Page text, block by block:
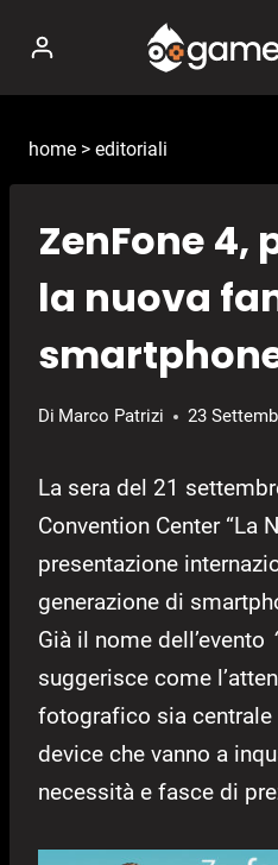
contenuto
home > editoriali
ZenFone 4,
la nuova
smartphone
Di Marco Patrizi 23
La sera del 21
Convention Center “La
presentazione
generazione di
Già il nome dell’evento
suggerisce come
fotografico sia centrale
device che vanno a
necessità e fasce di